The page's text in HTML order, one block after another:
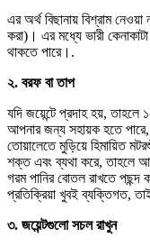
এর অর্থ বিছানায় বিশ্রাম
করা)। এর মধ্যে ভারী
থাকতে পারে।.
২. বরফ বা তাপ
যদি জয়েন্টে প্রদাহ হয়, তাহলে
আপনার জন্য সহায়ক হতে
তোয়ালেতে মুড়িয়ে হিমায়িত
শক্ত এবং ব্যথা করে, তাহলে
গরম পানির বোতল রাখতে পছন্দ
প্রতিক্রিয়া খুবই ব্যক্তিগত,
৩. জয়েন্টগুলো সচল রাখুন